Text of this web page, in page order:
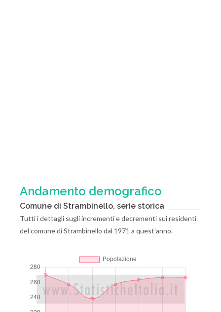
Andamento demografico
Comune di Strambinello, serie storica
Tutti i dettagli sugli incrementi e decrementi sui residenti
del comune di Strambinello dal 1971 a quest'anno.